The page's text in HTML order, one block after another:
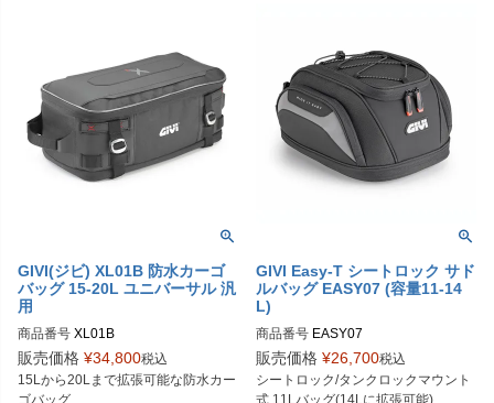
GIVI(ジビ) XL01B 防水カーゴ
バッグ 15-20L ユニバーサル 汎
用
商品番号 XL01B
販売価格 ¥34,800税込
15Lから20Lまで拡張可能な防水カー
ゴバッグ
GIVI Easy-T シートロック サド
ルバッグ EASY07 (容量11-14
L)
商品番号 EASY07
販売価格 ¥26,700税込
シートロック/タンクロックマウント
式 11Lバッグ(14Lに拡張可能)